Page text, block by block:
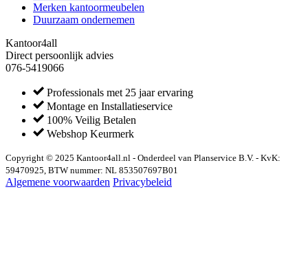
Merken kantoormeubelen
Duurzaam ondernemen
Kantoor4all
Direct persoonlijk advies
076-5419066
Professionals met 25 jaar ervaring
Montage en Installatieservice
100% Veilig Betalen
Webshop Keurmerk
Copyright © 2025 Kantoor4all.nl - Onderdeel van Planservice B.V. - KvK:
59470925, BTW nummer: NL 853507697B01
Algemene voorwaarden Privacybeleid